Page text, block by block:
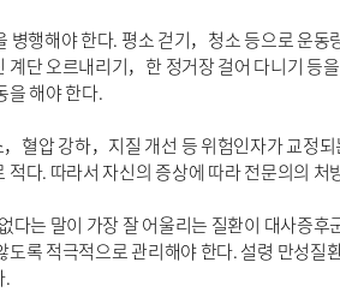
행해야 한다. 평소 걷기，청소 등으로 운동
단 오르내리기，한 정거장 걸어 다니기 등
을 해야 한다.
혈압 강하，지질 개선 등 위험인자가 교정
다. 따라서 자신의 증상에 따라 전문의의 처
는 말이 가장 잘 어울리는 질환이 대사증
록 적극적으로 관리해야 한다. 설령 만성질
.